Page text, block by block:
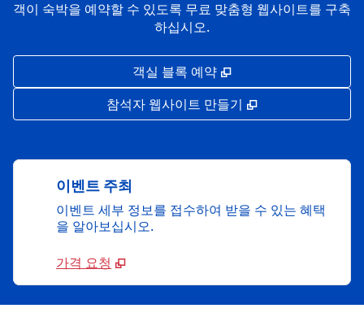
객이 숙박을 예약할 수 있도록 무료 맞춤형 웹사이트를 구축
하십시오.
객실 블록 예약 ,
참석자 웹사이트 만들기 ,
이벤트 주최
이벤트 세부 정보를 접수하여 받을 수 있는 혜택
을 알아보십시오.
가격 요청